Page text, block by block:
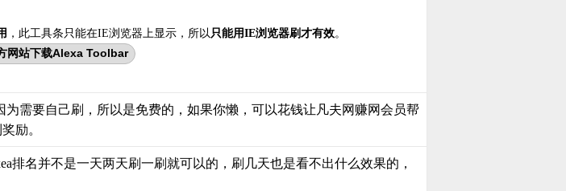
，此工具条只能在IE浏览器上显示，所以只能用IE浏览器刷才有效。
网站下载Alexa Toolbar
需要自己刷，所以是免费的，如果你懒，可以花钱让凡夫网赚网会员帮
励。
排名并不是一天两天刷一刷就可以的，刷几天也是看不出什么效果的，